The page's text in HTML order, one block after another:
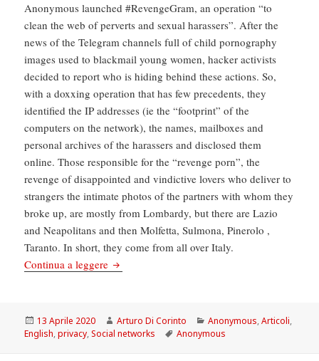
Anonymous launched #RevengeGram, an operation “to
clean the web of perverts and sexual harassers”. After the
news of the Telegram channels full of child pornography
images used to blackmail young women, hacker activists
decided to report who is hiding behind these actions. So,
with a doxxing operation that has few precedents, they
identified the IP addresses (ie the “footprint” of the
computers on the network), the names, mailboxes and
personal archives of the harassers and disclosed them
online. Those responsible for the “revenge porn”, the
revenge of disappointed and vindictive lovers who deliver to
strangers the intimate photos of the partners with whom they
broke up, are mostly from Lombardy, but there are Lazio
and Neapolitans and then Molfetta, Sulmona, Pinerolo ,
Taranto. In short, they come from all over Italy.
Continua a leggere MEDIUM: Anonymous against revengeporn
Scritto
il
13 Aprile 2020 Autore
Arturo Di Corinto Categorie
Anonymous,Articoli,
English,privacy,Social networks Tag
Anonymous